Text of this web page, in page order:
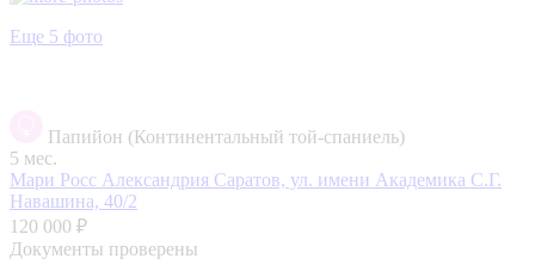
Еще 5 фото
Папийон (Континентальный той-спаниель)
5 мес.
Мари Росс Александрия Саратов, ул. имени Академика С.Г.
Навашина, 40/2
120 000 ₽
Документы проверены